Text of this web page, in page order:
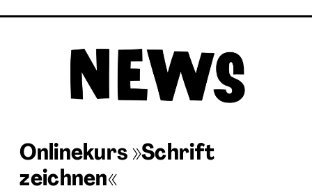
Onlinekurs »Schrift
zeichnen«